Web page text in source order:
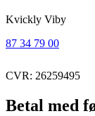
Kvickly Viby
87 34 79 00
CVR: 26259495
Betal med